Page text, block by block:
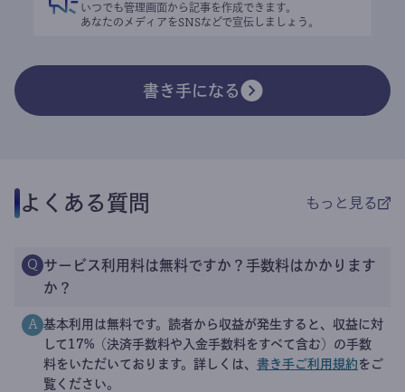
いつでも管理画面から記事を作成できます。
あなたのメディアをSNSなどで宣伝しましょう。
書き手になる
よくある質問 もっと見る
Q サービス利用料は無料ですか？手数料はかかります
か？
A 基本利用は無料です。読者から収益が発生すると、収益に対
して17%（決済手数料や入金手数料をすべて含む）の手数
料をいただいております。詳しくは、 書き手ご利用規約 をご
覧ください。